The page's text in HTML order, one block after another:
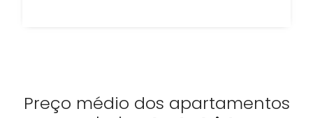
Preço médio dos apartamentos